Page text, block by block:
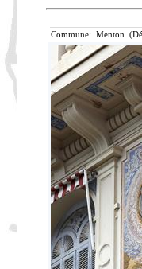
Commune: Menton